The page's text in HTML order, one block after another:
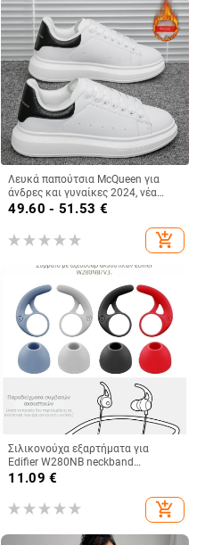
Λευκά παπούτσια McQueen για
άνδρες και γυναίκες 2024, νέα
παπούτσια για την άνοιξη και το
αυξημένη, ελαφριά, αναπνεύσιμα
αθλητικά, casual, για όλες τις
49.60 - 51.53 €
add_shopping_cart
Σιλικονούχα εξαρτήματα για
Edifier W280NB neckband
Bluetooth — φτερά και ακουστικά,
πακέτο, γενικού σκοπού, συμβατό
με OPPO
11.09 €
add_shopping_cart